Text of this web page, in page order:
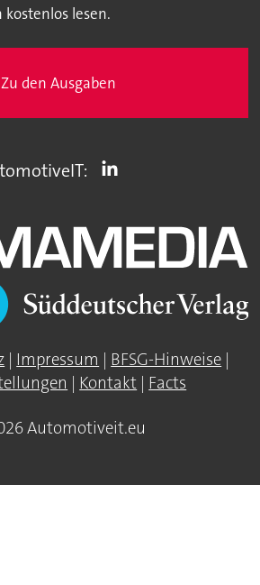
lesen.
Zu den Ausgaben
| Impressum | BFSG-Hinweise |
| Kontakt | Facts
Automotiveit.eu